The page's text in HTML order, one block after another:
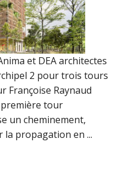
et DEA architectes
2 pour trois tours
Françoise Raynaud
première tour
un cheminement,
propagation en ...